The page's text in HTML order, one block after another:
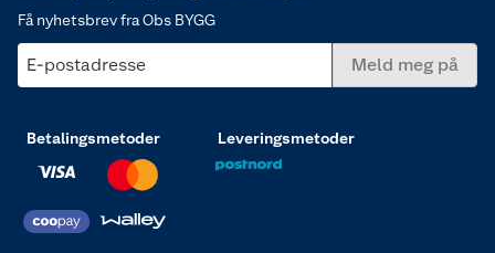
Få nyhetsbrev fra Obs BYGG
E-postadresse Meld meg på
Betalingsmetoder Leveringsmetoder